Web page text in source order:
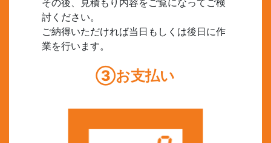
討ください。
ご納得いただければ当日もしくは後日に作
業を行います。
③お支払い